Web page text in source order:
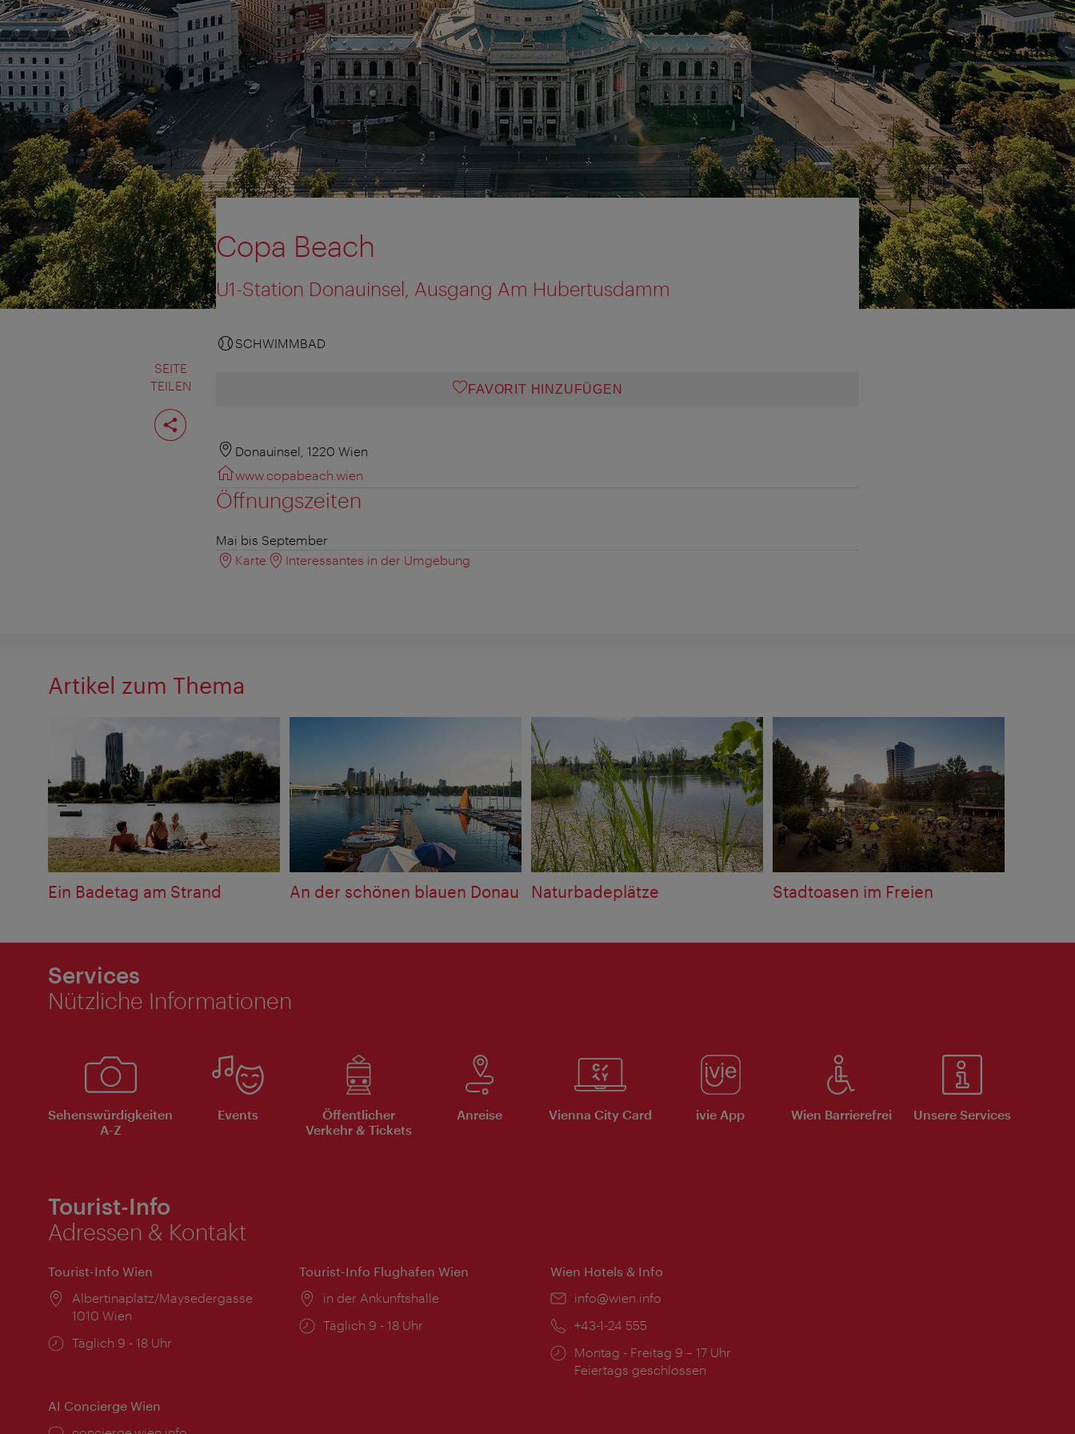
SEITE
TEILEN
Seite
teilen
Copa Beach
U1-Station Donauinsel, Ausgang Am Hubertusdamm
SCHWIMMBAD
FAVORIT HINZUFÜGEN
Donauinsel, 1220 Wien
www.copabeach.wien
Öffnungszeiten
Mai bis September
Karte
Interessantes in der Umgebung
Artikel zum Thema
Ein Badetag am Strand An der schönen blauen Donau Naturbadeplätze Stadtoasen im Freien
Services
Nützliche Informationen
Sehenswürdigkeiten
A-Z
Events
Öffentlicher
Verkehr & Tickets
Anreise Vienna City Card ivie App Wien Barrierefrei Unsere Services
Tourist-Info
Adressen & Kontakt
Tourist-Info Wien
Ort:
Albertinaplatz/Maysedergasse
1010 Wien
Öffnungszeiten:
Täglich 9 - 18 Uhr
Tourist-Info Flughafen Wien
Ort:
in der Ankunftshalle
Öffnungszeiten:
Täglich 9 - 18 Uhr
Wien Hotels & Info
Email:
info@wien.info
Telefon:
+43-1-24 555
Öffnungszeiten:
Montag - Freitag 9 – 17 Uhr
Feiertags geschlossen
AI Concierge Wien